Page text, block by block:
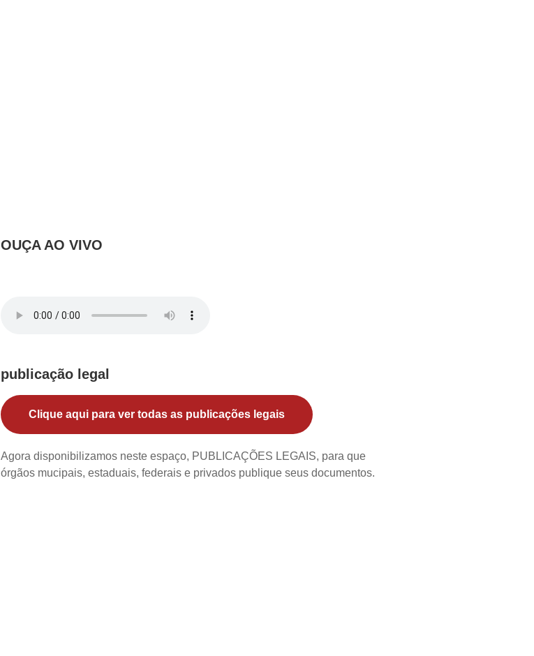
OUÇA AO VIVO
publicação legal
Clique aqui para ver todas as publicações legais
Agora disponibilizamos neste espaço, PUBLICAÇÕES LEGAIS, para que
órgãos mucipais, estaduais, federais e privados publique seus documentos.